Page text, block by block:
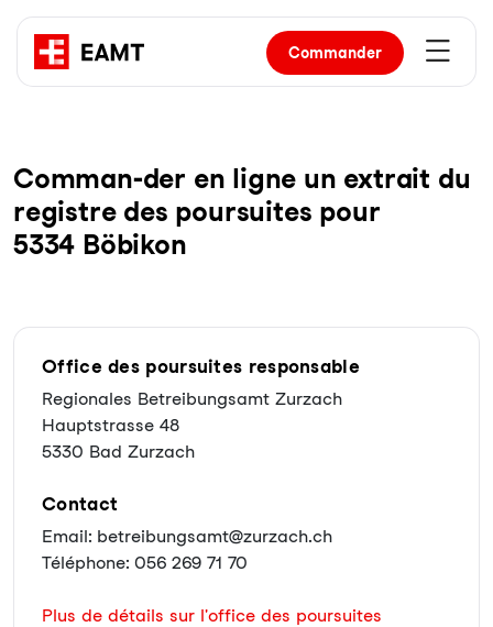
Commander
Com­man-der en li­gne un ex­trait du
re­gist­re des pour­sui­tes pour
5334 Böbikon
Office des poursuites responsable
Regionales Betreibungsamt Zurzach
Hauptstrasse 48
5330 Bad Zurzach
Contact
Email: betreibungsamt@zurzach.ch
Téléphone: 056 269 71 70
Plus de détails sur l'office des poursuites